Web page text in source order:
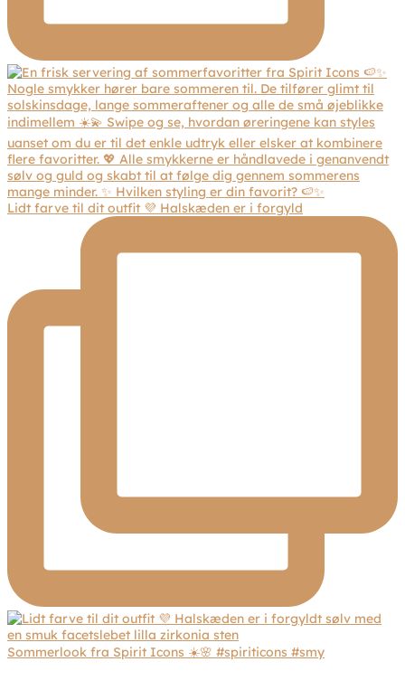
Lidt farve til dit outfit 💜 Halskæden er i forgyld
Sommerlook fra Spirit Icons ☀️🌸 #spiriticons #smy